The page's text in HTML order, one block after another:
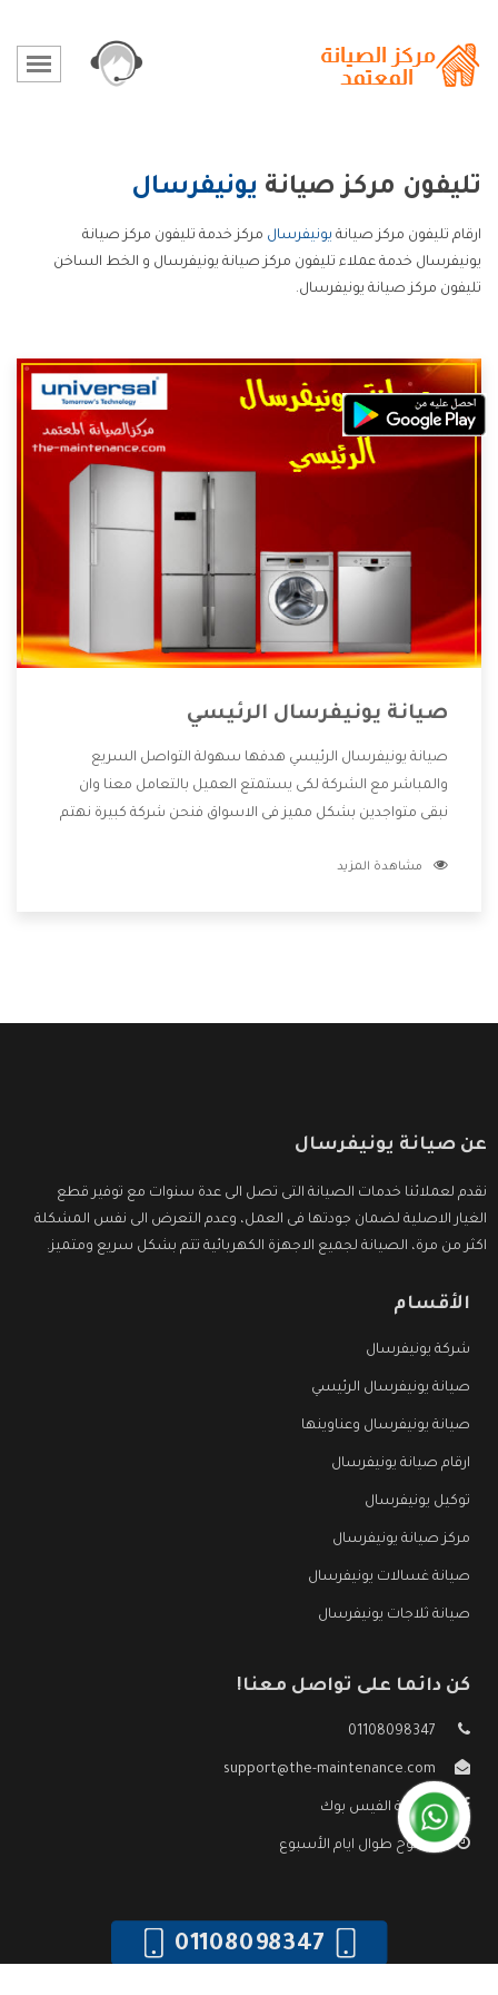
تليفون مركز صيانة يونيفرسال
ارقام تليفون مركز صيانة يونيفرسال مركز خدمة تليفون مركز صيانة
يونيفرسال خدمة عملاء تليفون مركز صيانة يونيفرسال و الخط الساخن
تليفون مركز صيانة يونيفرسال.
صيانة يونيفرسال الرئيسي
صيانة يونيفرسال الرئيسي هدفها سهولة التواصل السريع
والمباشر مع الشركة لكى يستمتع العميل بالتعامل معنا وان
نبقى متواجدين بشكل مميز فى الاسواق فنحن شركة كبيرة نهتم
الشركة بها والتى تكون منها خدمة الصيانة التى تكون من أهم
مشاهدة المزيد
عن صيانة يونيفرسال
نقدم لعملائنا خدمات الصيانة التى تصل الى عدة سنوات مع توفير قطع
الغيار الاصلية لضمان جودتها فى العمل، وعدم التعرض الى نفس المشكلة
اكثر من مرة، الصيانة لجميع الاجهزة الكهربائية تتم بشكل سريع ومتميز.
الأقسام
شركة يونيفرسال
صيانة يونيفرسال الرئيسي
صيانة يونيفرسال وعناوينها
ارقام صيانة يونيفرسال
توكيل يونيفرسال
مركز صيانة يونيفرسال
صيانة غسالات يونيفرسال
صيانة ثلاجات يونيفرسال
كن دائما على تواصل معنا!
01108098347
support@the-maintenance.com
صفحة الفيس بوك
مفتوح طوال ايام الأسبوع
01108098347